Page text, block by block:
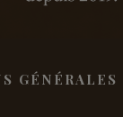
GÉNÉRALES